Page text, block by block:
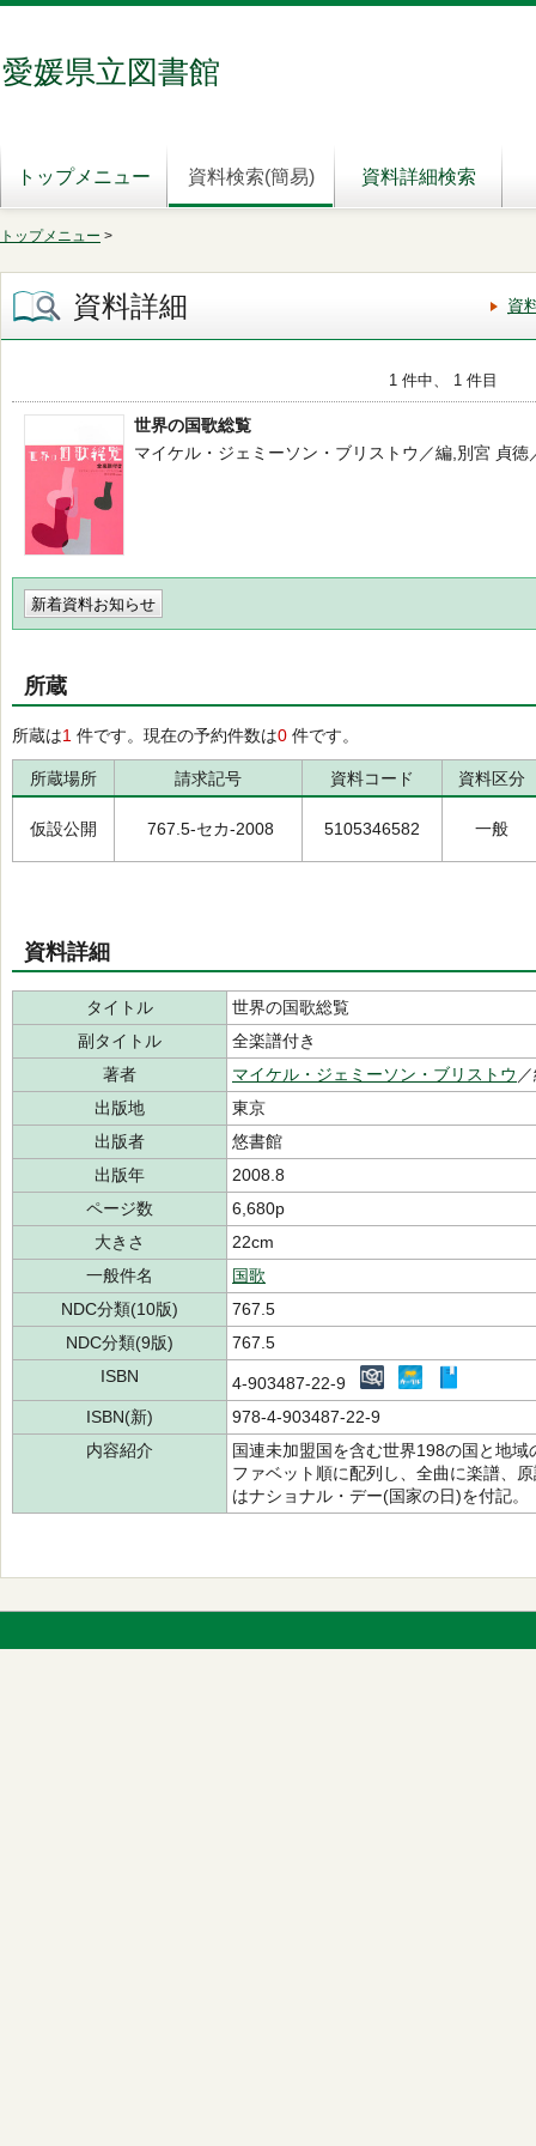
愛媛県立図書館
トップメニュー 資料検索(簡易) 資料詳細検索
トップメニュー >
資料詳細 資
1 件中、 1 件目
世界の国歌総覧
マイケル・ジェミーソン・ブリストウ／編,別宮 貞
新着資料お知らせ
所蔵
所蔵は1 件です。現在の予約件数は0 件です。
所蔵場所 請求記号 資料コード 資料区分
仮設公開 767.5-セカ-2008 5105346582 一般
資料詳細
タイトル
世界の国歌総覧
副タイトル
全楽譜付き
著者
マイケル・ジェミーソン・ブリストウ
出版地
東京
出版者
悠書館
出版年
2008.8
ページ数
6,680p
大きさ
22cm
一般件名
国歌
NDC分類(10版)
767.5
NDC分類(9版)
767.5
ISBN
4-903487-22-9
ISBN(新)
978-4-903487-22-9
内容紹介
国連未加盟国を含む世界198の国と地
ファベット順に配列し、全曲に楽譜、
はナショナル・デー(国家の日)を付記。